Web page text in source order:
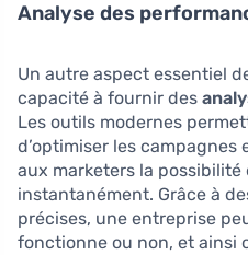
Analyse des
Un autre aspect essentiel
capacité à fournir des
Les outils modernes
d’optimiser les
aux marketers la possibilité
instantanément. Grâce à
précises, une entreprise
fonctionne ou non, et ainsi